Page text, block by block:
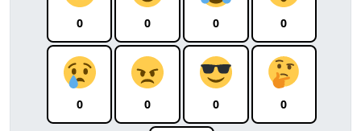
0 0 0 0
0 0 0 0